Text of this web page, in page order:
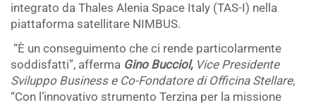
integrato da Thales Alenia Space Italy (TAS-I) nella
piattaforma satellitare NIMBUS.
“È un conseguimento che ci rende particolarmente
soddisfatti”, afferma Gino Bucciol,Vice Presidente
Sviluppo Business e Co-Fondatore di Officina Stellare,
“Con l’innovativo strumento Terzina per la missione